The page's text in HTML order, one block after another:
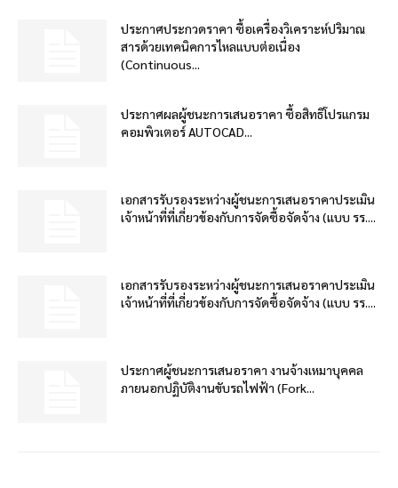
ประกาศประกวดราคา ซื้อเครื่องวิเคราะห์ปริมาณ
สารด้วยเทคนิคการไหลแบบต่อเนื่อง
(Continuous...
ประกาศผลผู้ชนะการเสนอราคา ซื้อสิทธิโปรแกรม
คอมพิวเตอร์ AUTOCAD...
เอกสารรับรองระหว่างผู้ชนะการเสนอราคาประเมิน
เจ้าหน้าที่ที่เกี่ยวข้องกับการจัดซื้อจัดจ้าง (แบบ รร....
เอกสารรับรองระหว่างผู้ชนะการเสนอราคาประเมิน
เจ้าหน้าที่ที่เกี่ยวข้องกับการจัดซื้อจัดจ้าง (แบบ รร....
ประกาศผู้ชนะการเสนอราคา งานจ้างเหมาบุคคล
ภายนอกปฏิบัติงานขับรถไฟฟ้า (Fork...